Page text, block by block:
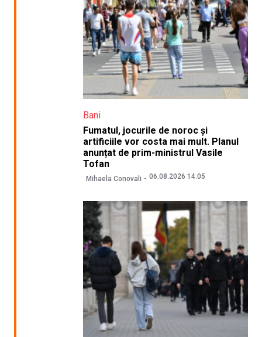
Bani
Fumatul, jocurile de noroc și
artificiile vor costa mai mult. Planul
anunțat de prim-ministrul Vasile
Tofan
Mihaela Conovali 06.08.2026 14:05